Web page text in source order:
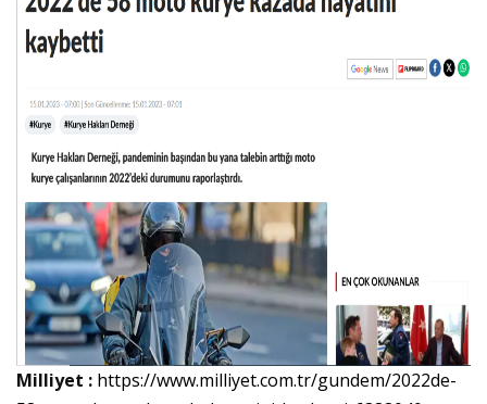
Milliyet : https://www.milliyet.com.tr/gundem/2022de-